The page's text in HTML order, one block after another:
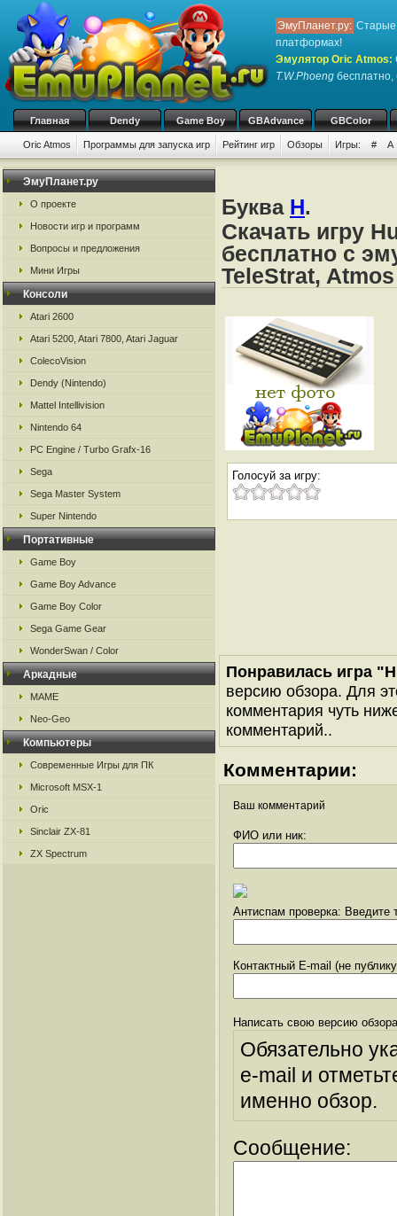
ЭмуПланет.ру: Старые
платформах!
Эмулятор Oric Atmos:
T.W.Phoeng бесплатно,
Главная Dendy Game Boy GBAdvance GBColor
Oric Atmos Программы для запуска игр Рейтинг игр Обзоры Игры: # A
ЭмуПланет.ру
О проекте
Новости игр и программ
Вопросы и предложения
Мини Игры
Консоли
Atari 2600
Atari 5200, Atari 7800, Atari Jaguar
ColecoVision
Dendy (Nintendo)
Mattel Intellivision
Nintendo 64
PC Engine / Turbo Grafx-16
Sega
Sega Master System
Super Nintendo
Портативные
Game Boy
Game Boy Advance
Game Boy Color
Sega Game Gear
WonderSwan / Color
Аркадные
MAME
Neo-Geo
Компьютеры
Современные Игры для ПК
Microsoft MSX-1
Oric
Sinclair ZX-81
ZX Spectrum
Буква H.
Скачать игру
бесплатно с
TeleStrat, Atmos
Голосуй за игру:
Понравилась игра
версию обзора. Для
комментария чуть
комментарий..
Комментарии:
Ваш комментарий
ФИО или ник:
Антиспам проверка: Введите
Контактный E-mail (не
Написать свою версию
Обязательно
e-mail и
именно обзор.
Сообщение: